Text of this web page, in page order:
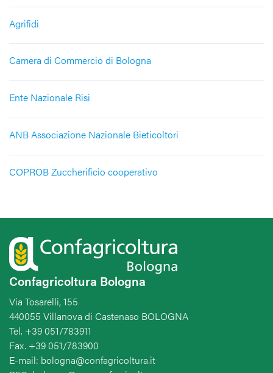
Agrifidi
Camera di Commercio di Bologna
Ente Nazionale Risi
ANB Associazione Nazionale Bieticoltori
COPROB Zuccherificio cooperativo
Confagricoltura Bologna
Via Tosarelli, 155
440055 Villanova di Castenaso BOLOGNA
Tel. +39 051/783911
Fax. +39 051/783900
E-mail: bologna@confagricoltura.it